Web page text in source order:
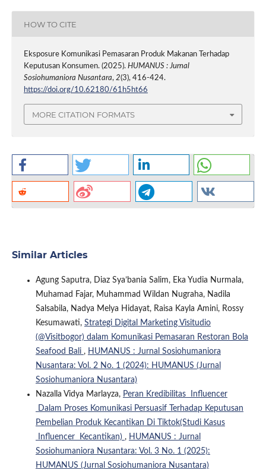
HOW TO CITE
Eksposure Komunikasi Pemasaran Produk Makanan Terhadap
Keputusan Konsumen. (2025). HUMANUS : Jurnal
Sosiohumaniora Nusantara, 2(3), 416-424.
https://doi.org/10.62180/61h5ht66
MORE CITATION FORMATS
Similar Articles
Agung Saputra, Diaz Sya’bania Salim, Eka Yudia Nurmala,
Muhamad Fajar, Muhammad Wildan Nugraha, Nadila
Salsabila, Nadya Melya Hidayat, Raisa Kayla Amini, Rossy
Kesumawati, Strategi Digital Marketing Visitudio
(@Visitbogor) dalam Komunikasi Pemasaran Restoran Bola
Seafood Bali , HUMANUS : Jurnal Sosiohumaniora
Nusantara: Vol. 2 No. 1 (2024): HUMANUS (Jurnal
Sosiohumaniora Nusantara)
Nazalla Vidya Marlayza, Peran Kredibilitas Influencer
Dalam Proses Komunikasi Persuasif Terhadap Keputusan
Pembelian Produk Kecantikan Di Tiktok(Studi Kasus
Influencer Kecantikan) , HUMANUS : Jurnal
Sosiohumaniora Nusantara: Vol. 3 No. 1 (2025):
HUMANUS (Jurnal Sosiohumaniora Nusantara)